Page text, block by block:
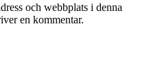
och webbplats i denna
en kommentar.